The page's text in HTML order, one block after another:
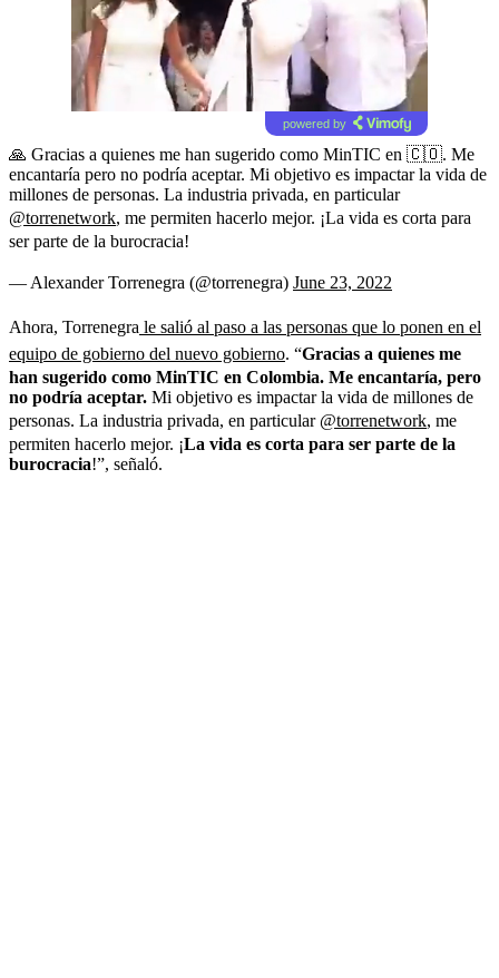
powered by
🙏 Gracias a quienes me han sugerido como MinTIC en 🇨🇴. Me
encantaría pero no podría aceptar. Mi objetivo es impactar la vida de
millones de personas. La industria privada, en particular
@torrenetwork, me permiten hacerlo mejor. ¡La vida es corta para
ser parte de la burocracia!
— Alexander Torrenegra (@torrenegra) June 23, 2022
Ahora, Torrenegra le salió al paso a las personas que lo ponen en el
equipo de gobierno del nuevo gobierno. “Gracias a quienes me
han sugerido como MinTIC en Colombia. Me encantaría, pero
no podría aceptar. Mi objetivo es impactar la vida de millones de
personas. La industria privada, en particular @torrenetwork, me
permiten hacerlo mejor. ¡La vida es corta para ser parte de la
burocracia!”, señaló.